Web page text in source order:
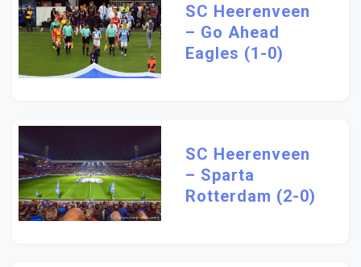
SC Heerenveen
– Go Ahead
Eagles (1-0)
SC Heerenveen
– Sparta
Rotterdam (2-0)